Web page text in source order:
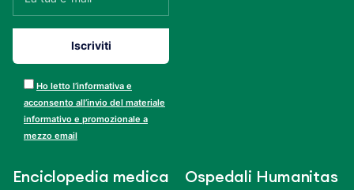
Ho letto l’informativa e
acconsento all’invio del materiale
informativo e promozionale a
mezzo email
Enciclopedia medica Ospedali Humanitas